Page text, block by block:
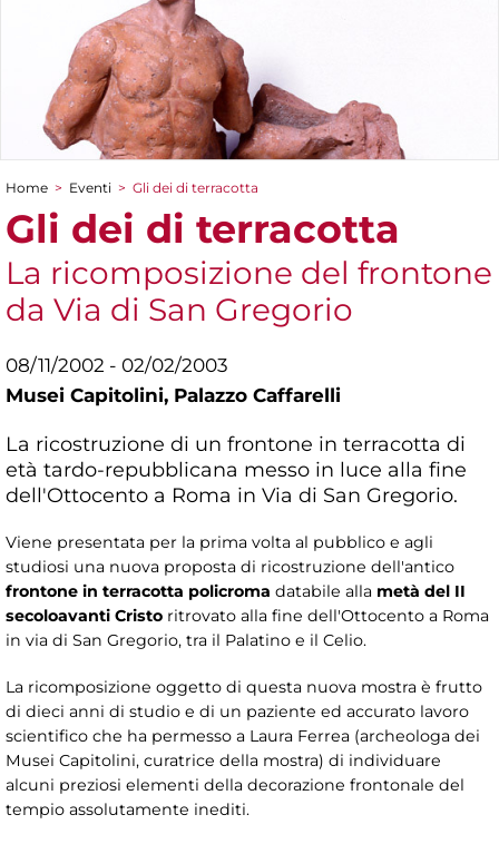
Tu sei qui
Home > Eventi > Gli dei di terracotta
Gli dei di terracotta
La ricomposizione del frontone
da Via di San Gregorio
08/11/2002 - 02/02/2003
Musei Capitolini, Palazzo Caffarelli
La ricostruzione di un frontone in terracotta di
età tardo-repubblicana messo in luce alla fine
dell'Ottocento a Roma in Via di San Gregorio.
Viene presentata per la prima volta al pubblico e agli
studiosi una nuova proposta di ricostruzione dell'antico
frontone in terracotta policroma databile alla metà del II
secoloavanti Cristo ritrovato alla fine dell'Ottocento a Roma
in via di San Gregorio, tra il Palatino e il Celio.
La ricomposizione oggetto di questa nuova mostra è frutto
di dieci anni di studio e di un paziente ed accurato lavoro
scientifico che ha permesso a Laura Ferrea (archeologa dei
Musei Capitolini, curatrice della mostra) di individuare
alcuni preziosi elementi della decorazione frontonale del
tempio assolutamente inediti.